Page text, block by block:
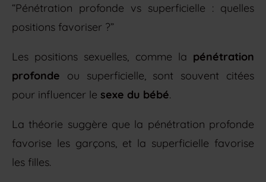
“Pénétration profonde vs superficielle : quelles
positions favoriser ?”
Les positions sexuelles, comme la pénétration
profonde ou superficielle, sont souvent citées
pour influencer le sexe du bébé.
La théorie suggère que la pénétration profonde
favorise les garçons, et la superficielle favorise
les filles.